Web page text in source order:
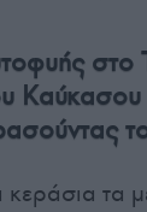
στο
τα